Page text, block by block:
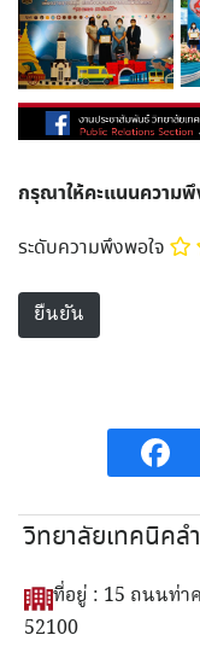
กรุณาให้คะแนนความ
ระดับความพึงพอใจ
วิทยาลัยเทคนิคล
ที่อยู่ : 15 ถนนท่า
52100